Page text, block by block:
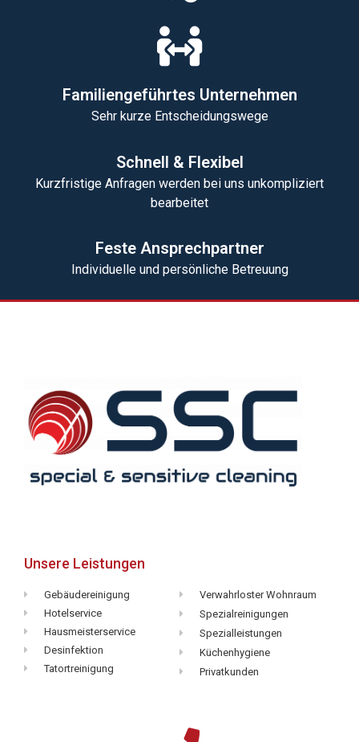
Familiengeführtes Unternehmen
Sehr kurze Entscheidungswege
Schnell & Flexibel
Kurzfristige Anfragen werden bei uns unkompliziert
bearbeitet
Feste Ansprechpartner
Individuelle und persönliche Betreuung
Unsere Leistungen
Gebäudereinigung
Hotelservice
Hausmeisterservice
Desinfektion
Tatortreinigung
Verwahrloster Wohnraum
Spezialreinigungen
Spezialleistungen
Küchenhygiene
Privatkunden